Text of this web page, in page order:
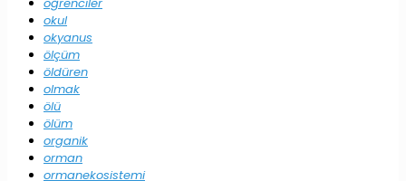
okul
okyanus
ölçüm
öldüren
olmak
ölü
ölüm
organik
orman
ormanekosistemi